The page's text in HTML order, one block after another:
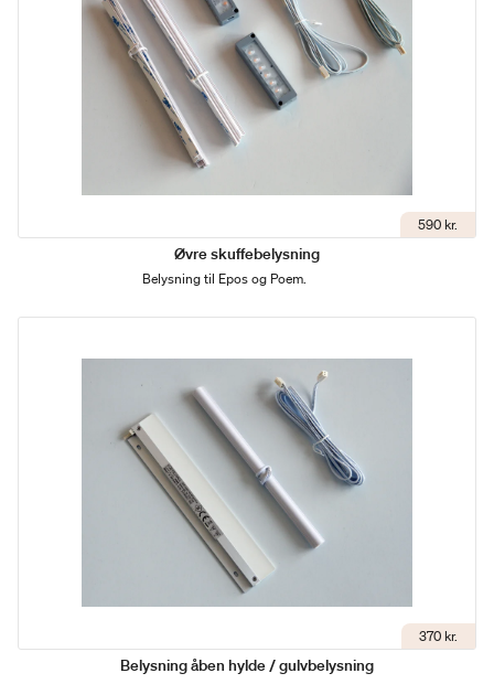
590 kr.
Øvre skuffebelysning
Belysning til Epos og Poem.
370 kr.
Belysning åben hylde / gulvbelysning